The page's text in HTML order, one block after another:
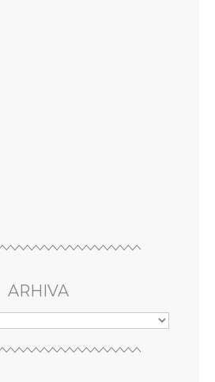
ARHIVA